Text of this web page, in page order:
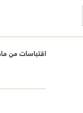
اقتباسات من